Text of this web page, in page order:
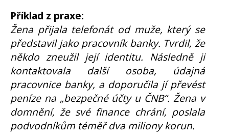
Příklad z praxe:
Žena přijala telefonát od muže, který se
představil jako pracovník banky. Tvrdil, že
někdo zneužil její identitu. Následně ji
kontaktovala další osoba, údajná
pracovnice banky, a doporučila jí převést
peníze na „bezpečné účty u ČNB“. Žena v
domnění, že své finance chrání, poslala
podvodníkům téměř dva miliony korun.